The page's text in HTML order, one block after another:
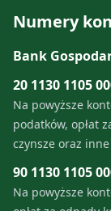
Numery
Bank
20 1130 1105
Na powyższe
podatków, opłat
czynsze oraz inne
90 1130 1105
Na powyższe